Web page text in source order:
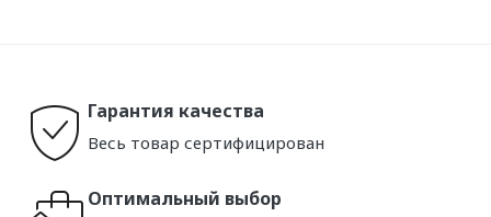
Гарантия качества
Весь товар сертифицирован
Оптимальный выбор